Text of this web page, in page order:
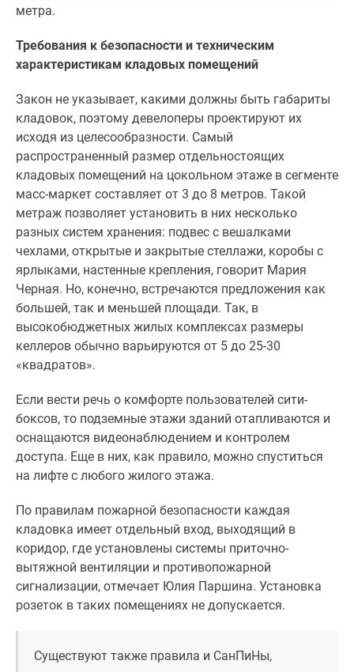
метра.
Требования к безопасности и техническим
характеристикам кладовых помещений
Закон не указывает, какими должны быть габариты
кладовок, поэтому девелоперы проектируют их
исходя из целесообразности. Самый
распространенный размер отдельностоящих
кладовых помещений на цокольном этаже в сегменте
масс-маркет составляет от 3 до 8 метров. Такой
метраж позволяет установить в них несколько
разных систем хранения: подвес с вешалками
чехлами, открытые и закрытые стеллажи, коробы с
ярлыками, настенные крепления, говорит Мария
Черная. Но, конечно, встречаются предложения как
большей, так и меньшей площади. Так, в
высокобюджетных жилых комплексах размеры
келлеров обычно варьируются от 5 до 25-30
«квадратов».
Если вести речь о комфорте пользователей сити-
боксов, то подземные этажи зданий отапливаются и
оснащаются видеонаблюдением и контролем
доступа. Еще в них, как правило, можно спуститься
на лифте с любого жилого этажа.
По правилам пожарной безопасности каждая
кладовка имеет отдельный вход, выходящий в
коридор, где установлены системы приточно-
вытяжной вентиляции и противопожарной
сигнализации, отмечает Юлия Паршина. Установка
розеток в таких помещениях не допускается.
Существуют также правила и СанПиНы,